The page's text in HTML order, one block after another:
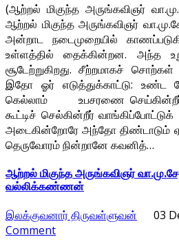
(ஆற்றல் மிகுந்த அருங்கவிஞர்
ஆற்றல் மிகுந்த அருங்கவிஞர்
அன்றாட நடைமுறையில்
உள்ளத்தில் தைக்கின்றன. அந்த
சூடேற்றுகிறது. சீற்றமாகச்
இதோ ஓர் எடுத்துக்காட்டு: உண்ட
கெல்லாம் உபசரணை
கூட்டிச் செல்கின்றீர்
அடைகின்றோரே அந்தோ திண்டாடும்
தெருவோரம் நின்றானே கவனித்…
ஆற்றல் மிகுந்த அருங்கவிஞர்
வல்லிக்கண்ணன்
இலக்குவனார் திருவள்ளுவன் 03
Comment